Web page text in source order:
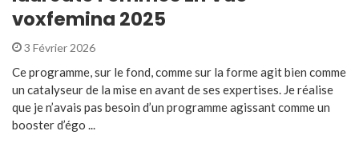
voxfemina 2025
3 Février 2026
Ce programme, sur le fond, comme sur la forme agit bien comme
un catalyseur de la mise en avant de ses expertises. Je réalise
que je n’avais pas besoin d’un programme agissant comme un
booster d’égo ...